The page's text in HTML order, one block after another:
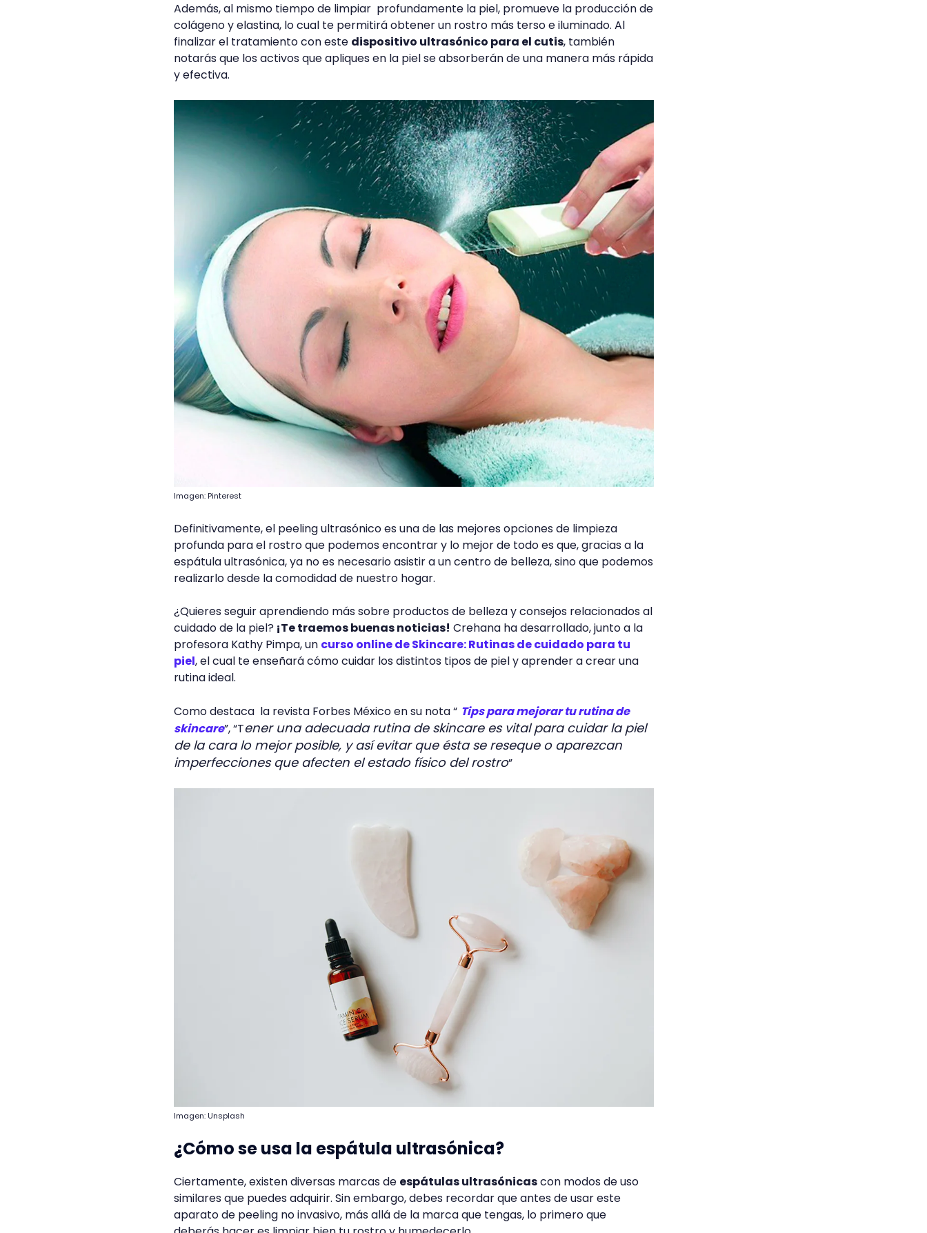
Además, al mismo tiempo de limpiar profundamente la piel, promueve la producción de
colágeno y elastina, lo cual te permitirá obtener un rostro más terso e iluminado. Al
finalizar el tratamiento con este dispositivo ultrasónico para el cutis, también
notarás que los activos que apliques en la piel se absorberán de una manera más rápida
y efectiva.
Imagen: Pinterest
Definitivamente, el peeling ultrasónico es una de las mejores opciones de limpieza
profunda para el rostro que podemos encontrar y lo mejor de todo es que, gracias a la
espátula ultrasónica, ya no es necesario asistir a un centro de belleza, sino que podemos
realizarlo desde la comodidad de nuestro hogar.
¿Quieres seguir aprendiendo más sobre productos de belleza y consejos relacionados al
cuidado de la piel? ¡Te traemos buenas noticias! Crehana ha desarrollado, junto a la
profesora Kathy Pimpa, un curso online de Skincare: Rutinas de cuidado para tu
piel, el cual te enseñará cómo cuidar los distintos tipos de piel y aprender a crear una
rutina ideal.
Como destaca la revista Forbes México en su nota “ Tips para mejorar tu rutina de
skincare”, “Tener una adecuada rutina de skincare es vital para cuidar la piel
de la cara lo mejor posible, y así evitar que ésta se reseque o aparezcan
imperfecciones que afecten el estado físico del rostro”
Imagen: Unsplash
¿Cómo se usa la espátula ultrasónica?
Ciertamente, existen diversas marcas de espátulas ultrasónicascon modos de uso
similares que puedes adquirir. Sin embargo, debes recordar que antes de usar este
aparato de peeling no invasivo, más allá de la marca que tengas, lo primero que